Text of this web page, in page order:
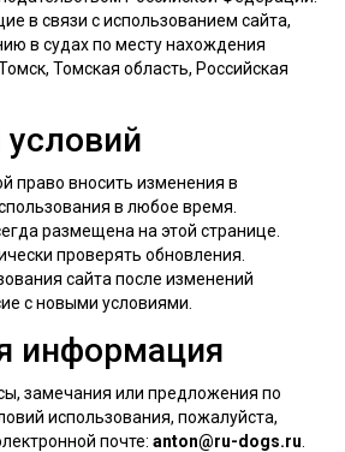
в связи с использованием сайта,
в судах по месту нахождения
Томская область, Российская
право вносить изменения в
в любое время.
размещена на этой странице.
проверять обновления.
сайта после изменений
с новыми условиями.
информация
замечания или предложения по
использования, пожалуйста,
почте: anton@ru-dogs.ru